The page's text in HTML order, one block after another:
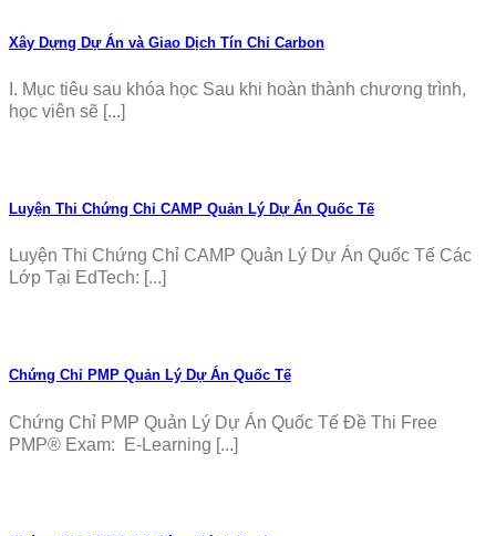
Xây Dựng Dự Án và Giao Dịch Tín Chỉ Carbon
I. Mục tiêu sau khóa học Sau khi hoàn thành chương trình,
học viên sẽ [...]
Luyện Thi Chứng Chỉ CAMP Quản Lý Dự Án Quốc Tế
Luyện Thi Chứng Chỉ CAMP Quản Lý Dự Án Quốc Tế Các
Lớp Tại EdTech: [...]
Chứng Chỉ PMP Quản Lý Dự Án Quốc Tế
Chứng Chỉ PMP Quản Lý Dự Án Quốc Tế Đề Thi Free
PMP® Exam: E-Learning [...]